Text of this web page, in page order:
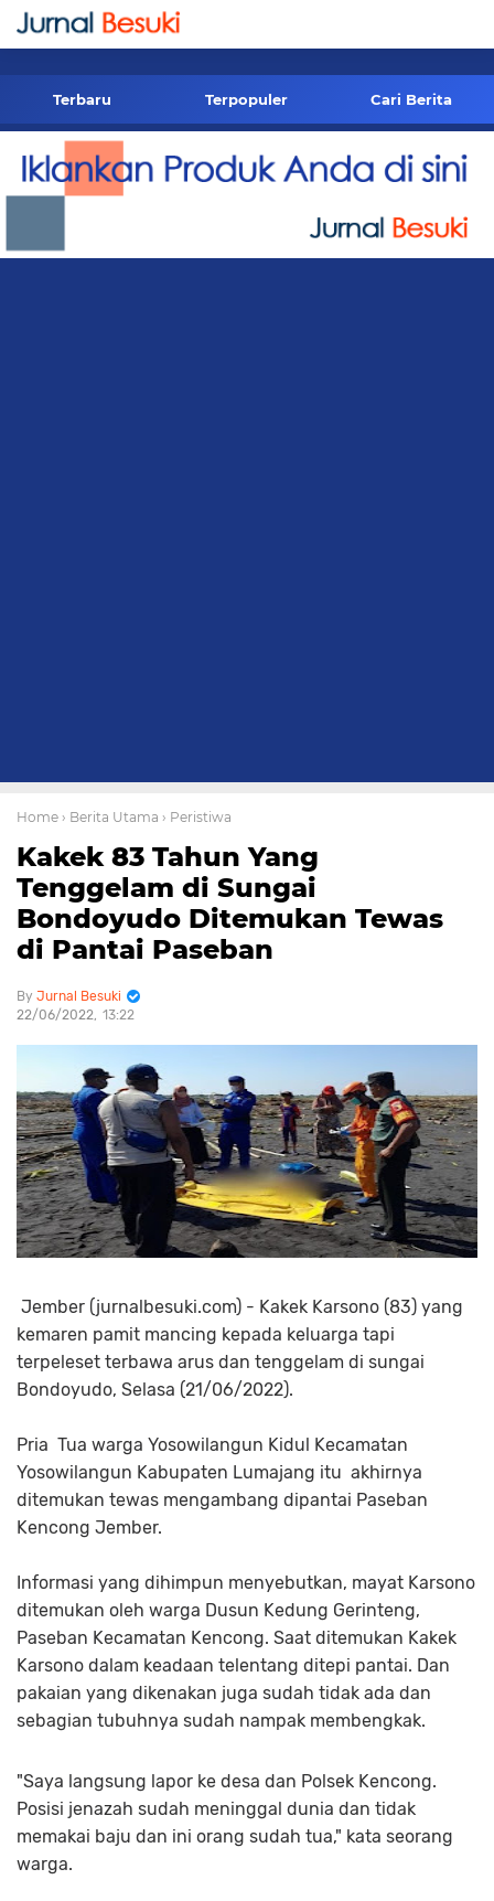
-->
Terbaru Terpopuler Cari Berita
Home › Berita Utama › Peristiwa
Kakek 83 Tahun Yang
Tenggelam di Sungai
Bondoyudo Ditemukan Tewas
di Pantai Paseban
Jurnal Besuki
22/06/2022 13:22
Jember (jurnalbesuki.com) - Kakek Karsono (83) yang
kemaren pamit mancing kepada keluarga tapi
terpeleset terbawa arus dan tenggelam di sungai
Bondoyudo, Selasa (21/06/2022).
Pria Tua warga Yosowilangun Kidul Kecamatan
Yosowilangun Kabupaten Lumajang itu akhirnya
ditemukan tewas mengambang dipantai Paseban
Kencong Jember.
Informasi yang dihimpun menyebutkan, mayat Karsono
ditemukan oleh warga Dusun Kedung Gerinteng,
Paseban Kecamatan Kencong. Saat ditemukan Kakek
Karsono dalam keadaan telentang ditepi pantai. Dan
pakaian yang dikenakan juga sudah tidak ada dan
sebagian tubuhnya sudah nampak membengkak.
"Saya langsung lapor ke desa dan Polsek Kencong.
Posisi jenazah sudah meninggal dunia dan tidak
memakai baju dan ini orang sudah tua," kata seorang
warga.